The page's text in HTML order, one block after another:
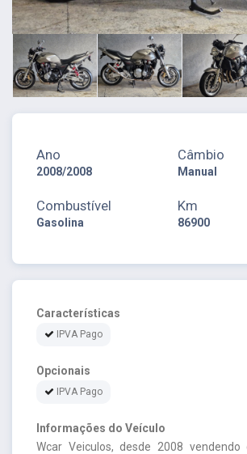
Ano
2008/2008
Câmbio
Manual
Combustível
Gasolina
Km
86900
Características
IPVA Pago
Opcionais
IPVA Pago
Informações do Veículo
Wcar Veiculos, desde 2008 vendendo